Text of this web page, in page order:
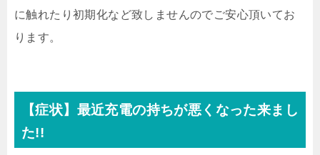
に触れたり初期化など致しませんのでご安心頂いてお
ります。
【症状】最近充電の持ちが悪くなった来まし
た!!